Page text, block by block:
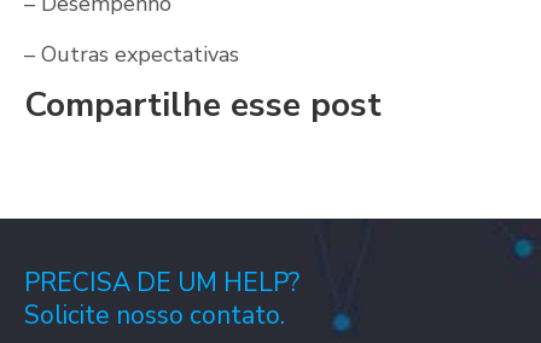
– Outras expectativas
Compartilhe esse post
PRECISA DE UM HELP?
Solicite nosso contato.